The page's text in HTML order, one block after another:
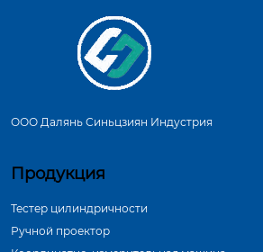
ООО Далянь Синьцзиян Индустрия
Продукция
Тестер цилиндричности
Ручной проектор